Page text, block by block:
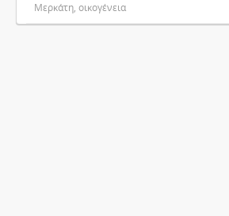
Μερκάτη, οικογένεια